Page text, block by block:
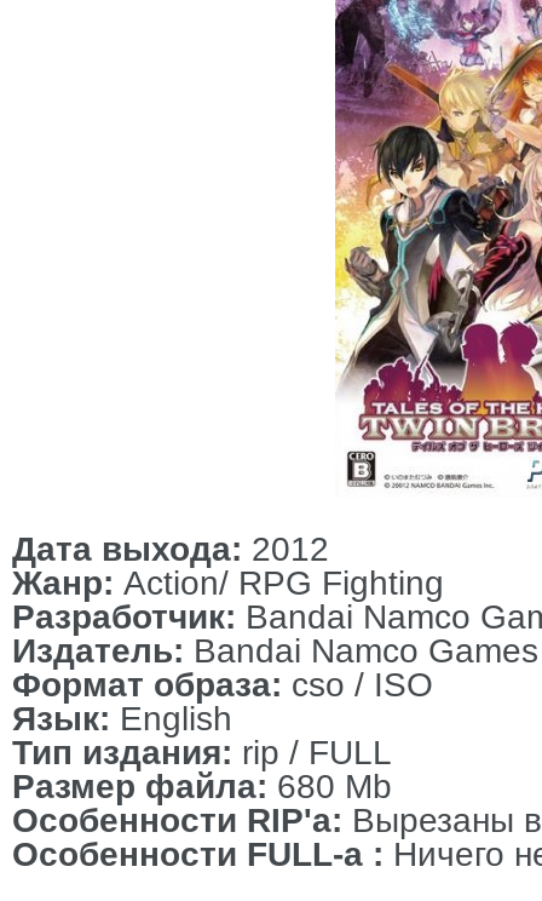
Дата выхода: 2012
Жанр: Action/ RPG Fighting
Разработчик: Bandai Namco
Издатель: Bandai Namco Games
Формат образа: cso / ISO
Язык: English
Тип издания: rip / FULL
Размер файла: 680 Mb
Особенности RIP'а: Вырезаны
Особенности FULL-a : Ничего